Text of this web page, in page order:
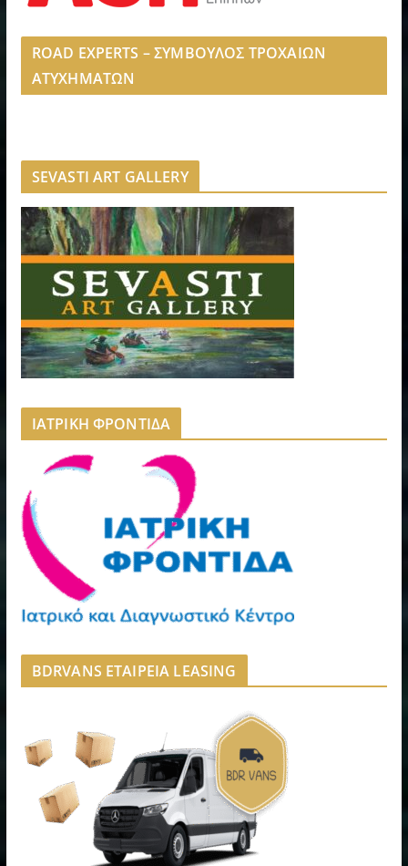
ROAD EXPERTS – ΣΥΜΒΟΥΛΟΣ ΤΡΟΧΑΙΩΝ
ΑΤΥΧΗΜΑΤΩΝ
SEVASTI ART GALLERY
ΙΑΤΡΙΚΗ ΦΡΟΝΤΙΔΑ
BDRVANS ΕΤΑΙΡΕΙΑ LEASING